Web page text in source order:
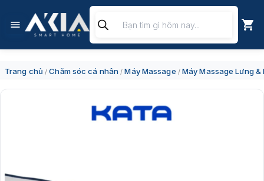
kiếm
sản
Trang chủ /Chăm sóc cá nhân / Máy Massage / Máy Massage Lưng &